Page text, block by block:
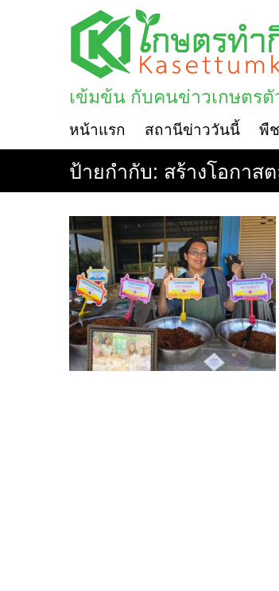
เข้มข้น กับคนข่าวเกษตรตั
หน้าแรก สถานีข่าววันนี้ พืช
ป้ายกำกับ: สร้างโอกาส